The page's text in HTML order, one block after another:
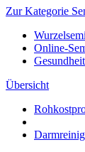
Zur Kategorie
Online-
Übersicht